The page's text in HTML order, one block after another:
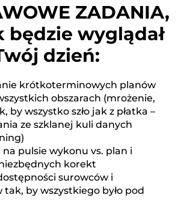
ZADANIA,
będzie wyglądał
dzień:
krótkoterminowych planów
obszarach (mrożenie,
by wszystko szło jak z płatka –
ze szklanej kuli danych
pulsie wykonu vs. plan i
korekt
surowców i
by wszystkiego było pod